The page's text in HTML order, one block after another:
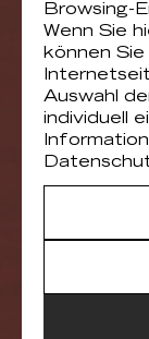
Browsing-
Wenn Sie
können
Auswahl
individuell